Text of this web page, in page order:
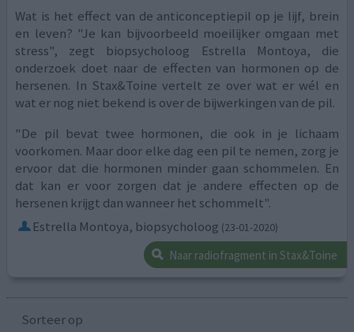
Wat is het effect van de anticonceptiepil op je lijf, brein
en leven? "Je kan bijvoorbeeld moeilijker omgaan met
stress", zegt biopsycholoog Estrella Montoya, die
onderzoek doet naar de effecten van hormonen op de
hersenen. In Stax&Toine vertelt ze over wat er wél en
wat er nog niet bekend is over de bijwerkingen van de pil.
"De pil bevat twee hormonen, die ook in je lichaam
voorkomen. Maar door elke dag een pil te nemen, zorg je
ervoor dat die hormonen minder gaan schommelen. En
dat kan er voor zorgen dat je andere effecten op de
hersenen krijgt dan wanneer het schommelt".
Estrella Montoya, biopsycholoog (23-01-2020)
Naar radiofragment in Stax&Toine
Sorteer op